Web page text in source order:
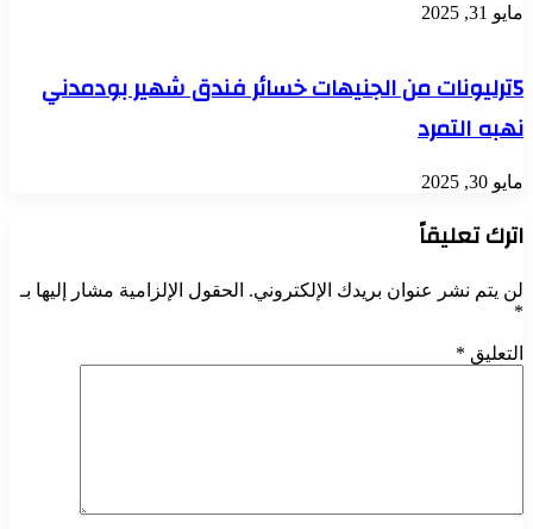
مايو 31, 2025
5ترليونات من الجنيهات خسائر فندق شهير بودمدني
نهبه التمرد
مايو 30, 2025
اترك تعليقاً
لن يتم نشر عنوان بريدك الإلكتروني. الحقول الإلزامية مشار إليها بـ
*
التعليق *